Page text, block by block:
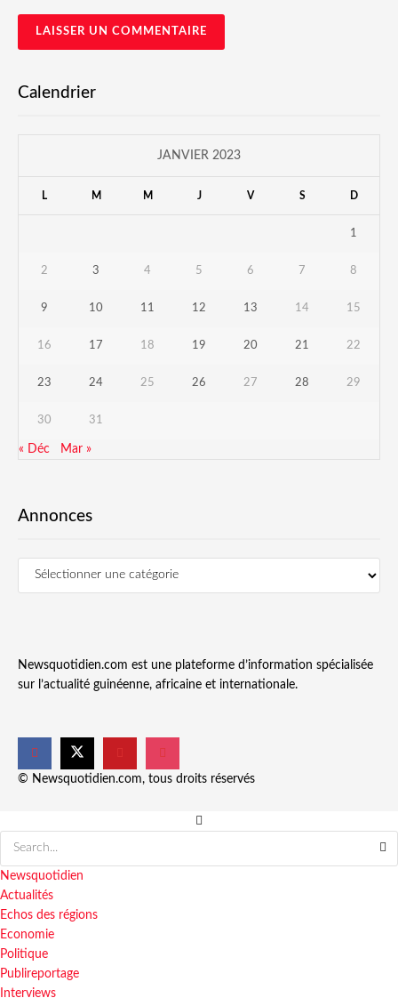
Calendrier
JANVIER 2023
L M M J V S D
1
2 3 4 5 6 7 8
9 10 11 12 13 14 15
16 17 18 19 20 21 22
23 24 25 26 27 28 29
30 31
« Déc Mar »
Annonces
Newsquotidien.com est une plateforme d’information spécialisée
sur l’actualité guinéenne, africaine et internationale.
© Newsquotidien.com, tous droits réservés
Newsquotidien
Actualités
Echos des régions
Economie
Politique
Publireportage
Interviews